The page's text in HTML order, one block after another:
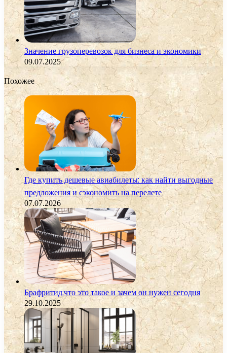
Значение грузоперевозок для бизнеса и экономики
09.07.2025
Похожее
Где купить дешевые авиабилеты: как найти выгодные
предложения и сэкономить на перелете
07.07.2026
Брафритид:что это такое и зачем он нужен сегодня
29.10.2025